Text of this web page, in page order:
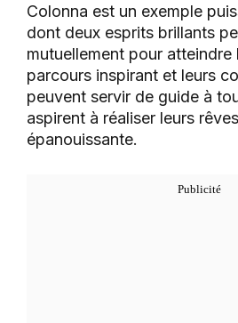
Colonna est un exemple
dont deux esprits brillants
mutuellement pour atteindre
parcours inspirant et leurs
peuvent servir de guide à
aspirent à réaliser leurs
épanouissante.